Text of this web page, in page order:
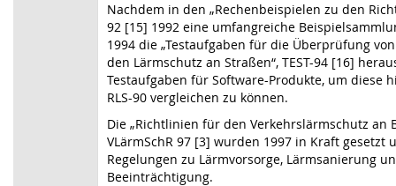
Nachdem in den „Rechenbeispielen zu den
92 [15] 1992 eine umfangreiche
1994 die „Testaufgaben für die Überprüfung
den Lärmschutz an Straßen“, TEST-94 [16]
Testaufgaben für Software-Produkte, um diese
RLS-90 vergleichen zu können.
Die „Richtlinien für den Verkehrslärmschutz an
VLärmSchR 97 [3] wurden 1997 in Kraft
Regelungen zu Lärmvorsorge, Lärmsanierung
Beeinträchtigung.